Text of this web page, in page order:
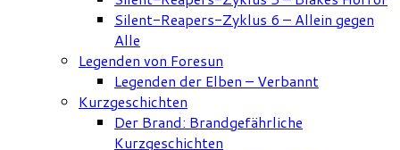
Silent-Reapers-Zyklus 6 – Allein gegen
Alle
Legenden von Foresun
Legenden der Elben – Verbannt
Kurzgeschichten
Der Brand: Brandgefährliche
Kurzgeschichten